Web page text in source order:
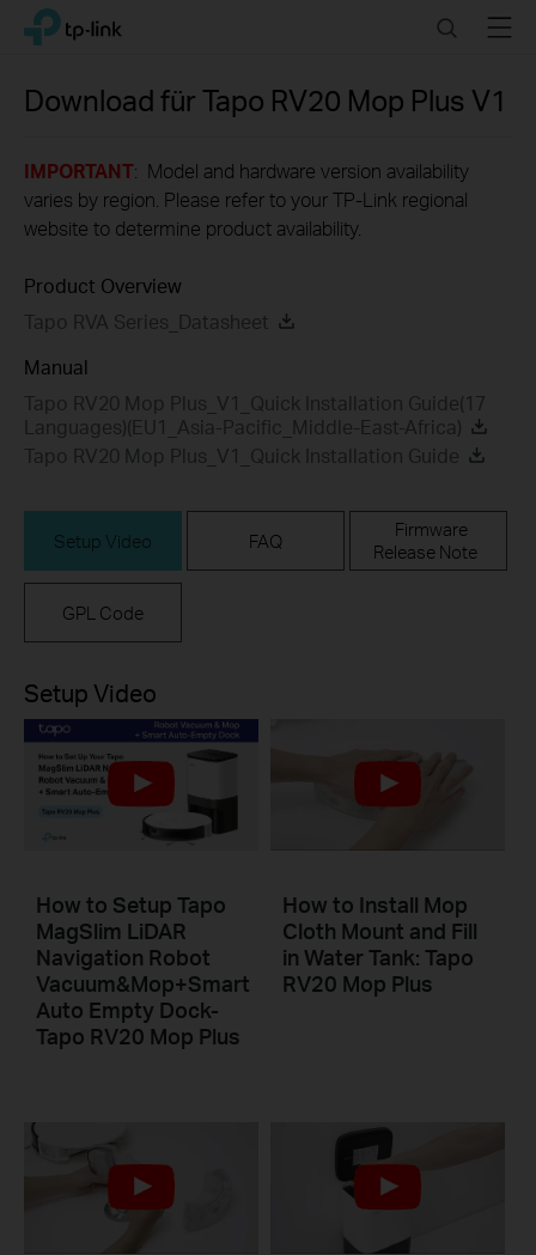
Click
navigation
TP-Link, Reliably Smart SearchMenu
Download fürTapo RV20 Mop Plus V1
IMPORTANT: Model and hardware version availability
varies by region. Please refer to your TP-Link regional
website to determine product availability.
Product Overview
Tapo RVA Series_Datasheet
Manual
Tapo RV20 Mop Plus_V1_Quick Installation Guide(17
Languages)(EU1_Asia-Pacific_Middle-East-Africa)
Tapo RV20 Mop Plus_V1_Quick Installation Guide
Setup Video FAQ
Firmware
Release Note
GPL Code
Setup Video
How to Setup Tapo
MagSlim LiDAR
Navigation Robot
Vacuum&Mop+Smart
Auto Empty Dock-
Tapo RV20 Mop Plus
How to Install Mop
Cloth Mount and Fill
in Water Tank: Tapo
RV20 Mop Plus